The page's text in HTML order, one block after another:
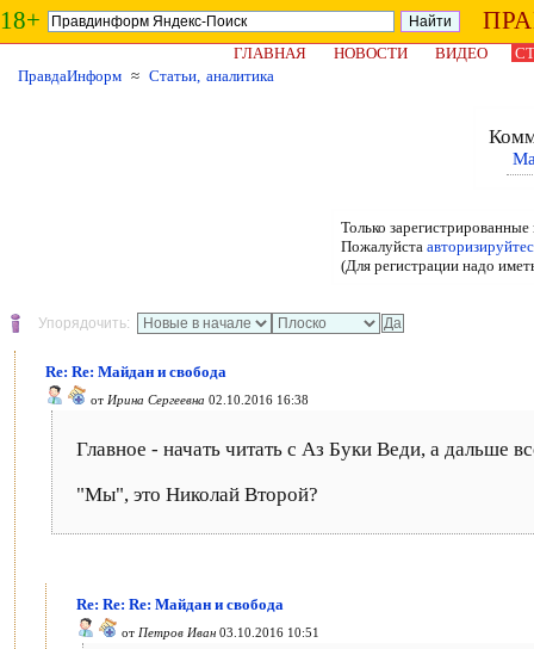
18+
ГЛАВНАЯ НОВОСТИ ВИДЕО
ПравдаИнформ ≈ Статьи, аналитика
Только
Пожалуйста
(Для регистрации надо
Упорядочить:
Re: Re: Майдан и свобода
от Ирина Сергеевна 02.10.2016 16:38
Главное - начать читать с Аз Буки Веди, а дальше
"Мы", это Николай Второй?
Re: Re: Re: Майдан и свобода
от Петров Иван 03.10.2016 10:51